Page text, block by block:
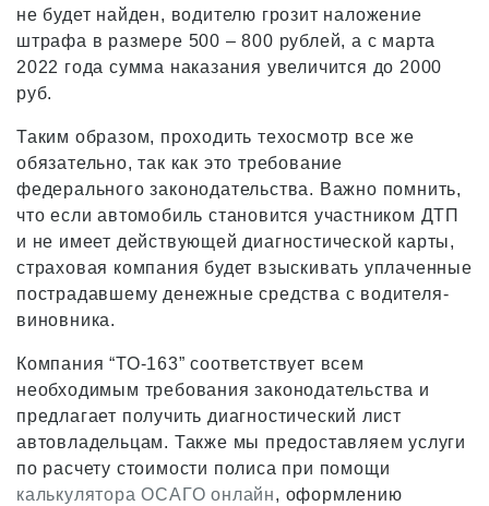
не будет найден, водителю грозит наложение
штрафа в размере 500 – 800 рублей, а с марта
2022 года сумма наказания увеличится до 2000
руб.
Таким образом, проходить техосмотр все же
обязательно, так как это требование
федерального законодательства. Важно помнить,
что если автомобиль становится участником ДТП
и не имеет действующей диагностической карты,
страховая компания будет взыскивать уплаченные
пострадавшему денежные средства с водителя-
виновника.
Компания “ТО-163” соответствует всем
необходимым требования законодательства и
предлагает получить диагностический лист
автовладельцам. Также мы предоставляем услуги
по расчету стоимости полиса при помощи
калькулятора ОСАГО онлайн, оформлению